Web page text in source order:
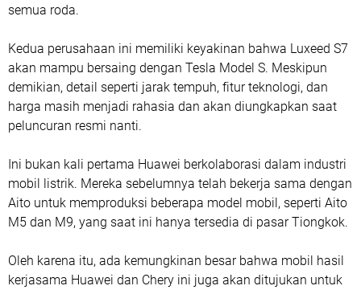
semua roda.
Kedua perusahaan ini memiliki keyakinan bahwa Luxeed S7
akan mampu bersaing dengan Tesla Model S. Meskipun
demikian, detail seperti jarak tempuh, fitur teknologi, dan
harga masih menjadi rahasia dan akan diungkapkan saat
peluncuran resmi nanti.
Ini bukan kali pertama Huawei berkolaborasi dalam industri
mobil listrik. Mereka sebelumnya telah bekerja sama dengan
Aito untuk memproduksi beberapa model mobil, seperti Aito
M5 dan M9, yang saat ini hanya tersedia di pasar Tiongkok.
Oleh karena itu, ada kemungkinan besar bahwa mobil hasil
kerjasama Huawei dan Chery ini juga akan ditujukan untuk